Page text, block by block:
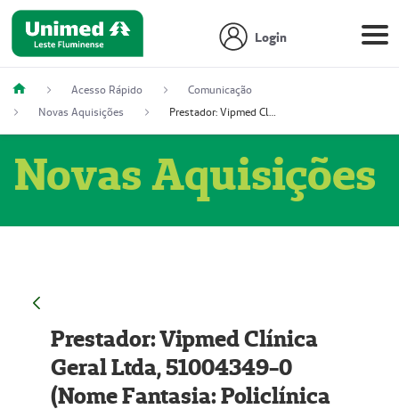
Login
Acesso Rápido
Comunicação
Novas Aquisições
Prestador: Vipmed Clínica Geral Ltda, 51004349-0 (Nome Fantasia: Policlínica Master)
Novas Aquisições
Prestador: Vipmed Clínica
Geral Ltda, 51004349-0
(Nome Fantasia: Policlínica